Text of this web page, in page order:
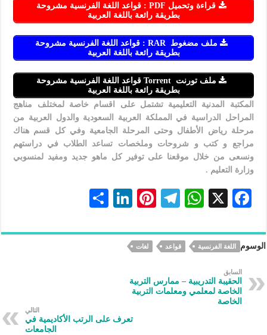
قراءة وتحميل PDF : قواعد اللغة الفرنسية مشروحة
بطريقة رائعة باللغة العربية
ملف مضغوط RAR : قواعد اللغة الفرنسية مشروحة
بطريقة رائعة باللغة العربية
ملف تورنت Torrent قواعد اللغة الفرنسية مشروحة
بطريقة رائعة باللغة العربية
المكتبة المدنية التعليمية تشتمل على اقسام خاصة لمختلف مناهج
المراحل الدراسية في المملكة العربية السعودية والدول العربية من
مرحلة رياض الأطفال وحتى المرحلة الجامعية وفي كل قسم هناك
مراجع و كتب و شروحات وملخصات تساعد الطلاب في دراستهم
ونسعى من خلال موقعنا على توفير كل ماهو جديد ومفيد لمنسوبي
وزارة التعليم .
F
eb
oo
k
X
W
at
s
p
Te
gr
a
m
Pi
er
es
t
Li
ke
ar
الوسوم اللغة الفرنسية قواعد لغات
السابق
الحقيبة التدريبية – ممارس التربية
الخاصة لمعلمي ومعلمات التربية
الخاصة
التالي
تعرف على الرتب الأكاديمية في
الجامعات